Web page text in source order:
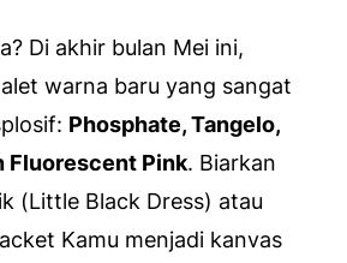
Di akhir bulan Mei ini,
warna baru yang sangat
Phosphate, Tangelo,
Fluorescent Pink. Biarkan
(Little Black Dress) atau
Kamu menjadi kanvas